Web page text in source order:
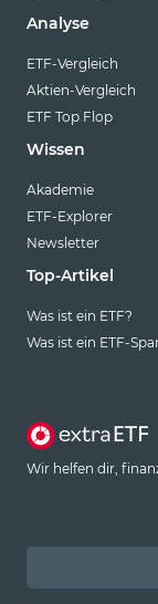
Analyse
ETF-Vergleich
Aktien-Vergleich
ETF Top Flop
Wissen
Akademie
ETF-Explorer
Newsletter
Top-Artikel
Was ist ein ETF?
Was ist ein ETF-
Wir helfen dir,